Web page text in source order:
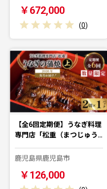
￥672,000
(0)
【全6回定期便】うなぎ料理
専門店「松重（まつじゅう…
鹿児島県鹿児島市
￥126,000